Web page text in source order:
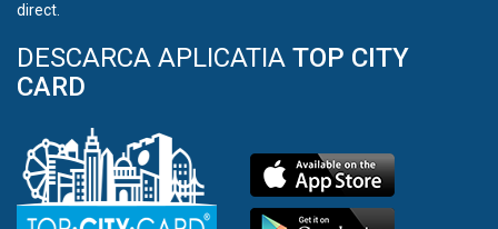
direct.
DESCARCA APLICATIA TOP CITY
CARD